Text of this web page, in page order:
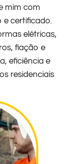
mim com
e certificado.
elétricas,
fiação e
eficiência e
residenciais